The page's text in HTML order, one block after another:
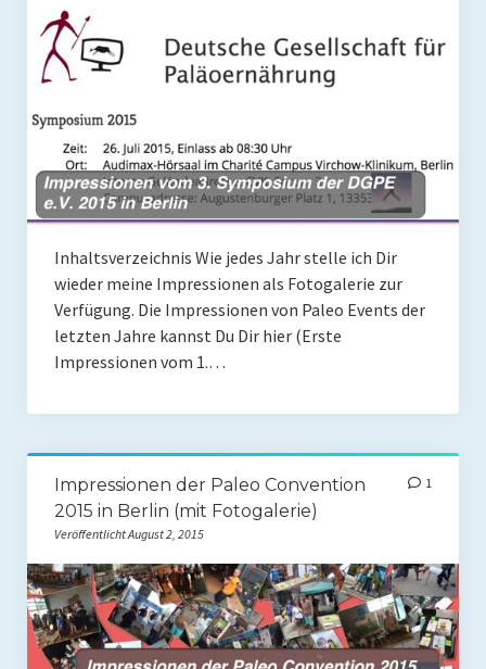
Paleo Bücher kaufen
Über mich
Pawel M. Konefal
Publikationen
Presse
Redner
Impressum
Inhaltsverzeichnis Wie jedes Jahr stelle ich Dir
wieder meine Impressionen als Fotogalerie zur
Verfügung. Die Impressionen von Paleo Events der
letzten Jahre kannst Du Dir hier (Erste
Impressionen vom 1.…
Impressionen der Paleo Convention
2015 in Berlin (mit Fotogalerie)
Veröffentlicht August 2, 2015
1